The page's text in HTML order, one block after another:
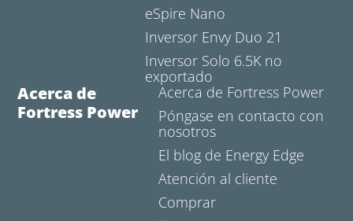
eSpire Nano
Inversor Envy Duo 21
Inversor Solo 6.5K no
exportado
Acerca de
Fortress Power
Acerca de Fortress Power
Póngase en contacto con
nosotros
El blog de Energy Edge
Atención al cliente
Comprar